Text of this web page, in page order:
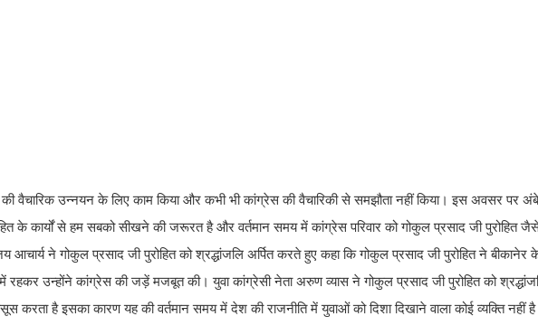
वैचारिक उन्नयन के लिए काम किया और कभी भी कांग्रेस की वैचारिकी से समझौता नहीं किया। इस अवसर पर
के कार्यों से हम सबको सीखने की जरूरत है और वर्तमान समय में कांग्रेस परिवार को गोकुल प्रसाद जी पुरोहित
आचार्य ने गोकुल प्रसाद जी पुरोहित को श्रद्धांजलि अर्पित करते हुए कहा कि गोकुल प्रसाद जी पुरोहित ने
उन्होंने कांग्रेस की जड़ें मजबूत की। युवा कांग्रेसी नेता अरुण व्यास ने गोकुल प्रसाद जी पुरोहित को
है इसका कारण यह की वर्तमान समय में देश की राजनीति में युवाओं को दिशा दिखाने वाला कोई व्यक्ति नहीं